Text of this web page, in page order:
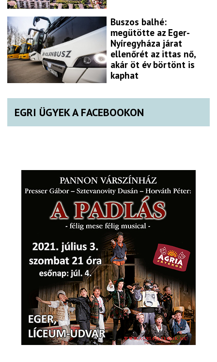
Buszos balhé:
megütötte az Eger-
Nyíregyháza járat
ellenőrét az ittas nő,
akár öt év börtönt is
kaphat
EGRI ÜGYEK A FACEBOOKON